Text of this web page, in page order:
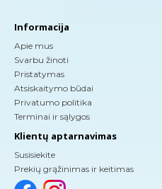
Informacija
Apie mus
Svarbu žinoti
Pristatymas
Atsiskaitymo būdai
Privatumo politika
Terminai ir sąlygos
Klientų aptarnavimas
Susisiekite
Prekių grąžinimas ir keitimas